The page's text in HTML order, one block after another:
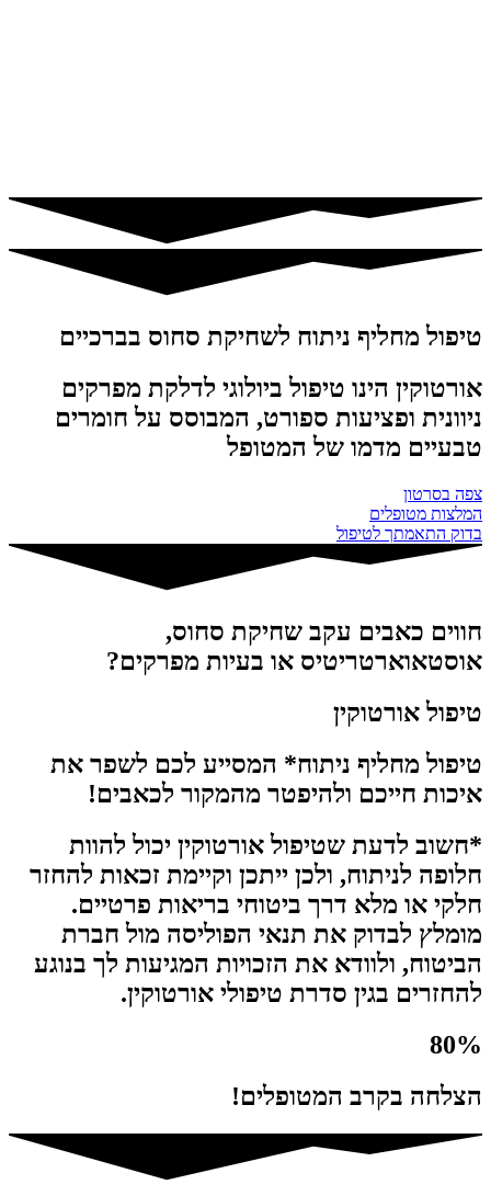
טיפול מחליף ניתוח לשחיקת סחוס בברכיים
אורטוקין הינו טיפול ביולוגי לדלקת מפרקים
ניוונית ופציעות ספורט, המבוסס על חומרים
טבעיים מדמו של המטופל
צפה בסרטון
המלצות מטופלים
בדוק התאמתך לטיפול
חווים כאבים עקב שחיקת סחוס,
אוסטאוארטריטיס או בעיות מפרקים?
טיפול אורטוקין
טיפול מחליף ניתוח* המסייע לכם לשפר את
איכות חייכם ולהיפטר מהמקור לכאבים!
*חשוב לדעת שטיפול אורטוקין יכול להוות
חלופה לניתוח, ולכן ייתכן וקיימת זכאות להחזר
חלקי או מלא דרך ביטוחי בריאות פרטיים.
מומלץ לבדוק את תנאי הפוליסה מול חברת
הביטוח, ולוודא את הזכויות המגיעות לך בנוגע
להחזרים בגין סדרת טיפולי אורטוקין.
80%
הצלחה בקרב המטופלים!